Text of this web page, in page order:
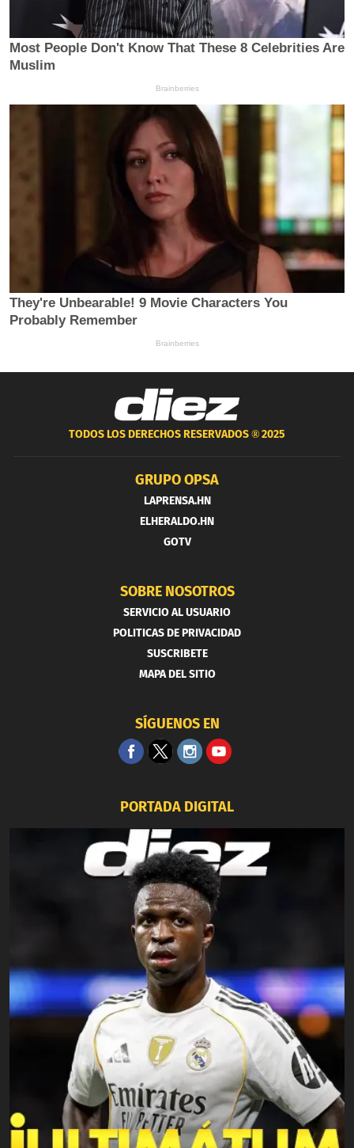
TODOS LOS DERECHOS RESERVADOS ®2025
GRUPO OPSA
LAPRENSA.HN
ELHERALDO.HN
GOTV
SOBRE NOSOTROS
SERVICIO AL USUARIO
POLITICAS DE PRIVACIDAD
SUSCRIBETE
MAPA DEL SITIO
SÍGUENOS EN
PORTADA DIGITAL